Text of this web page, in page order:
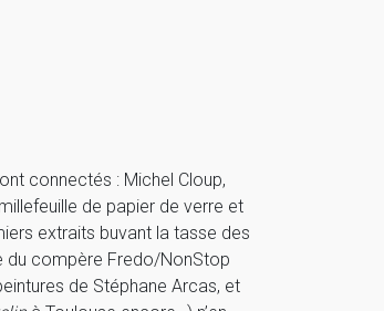
connectés : Michel Cloup,
de papier de verre et
extraits buvant la tasse des
du compère Fredo/NonStop
de Stéphane Arcas, et